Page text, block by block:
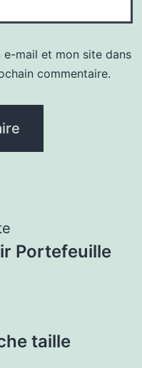
e-mail et mon site dans
commentaire.
Portefeuille
taille